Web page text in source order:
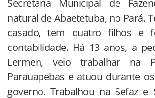
Secretaria Municipal de
natural de Abaetetuba, no Pará.
casado, tem quatro filhos e
contabilidade. Há 13 anos, a
Lermen, veio trabalhar na
Parauapebas e atuou durante
governo. Trabalhou na Sefaz e